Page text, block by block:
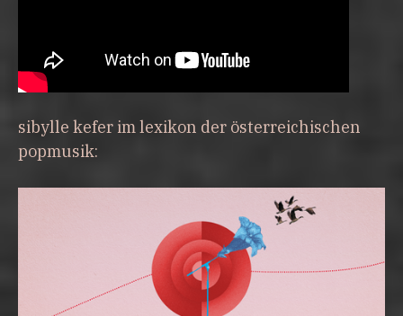
sibylle kefer im lexikon der österreichischen
popmusik: